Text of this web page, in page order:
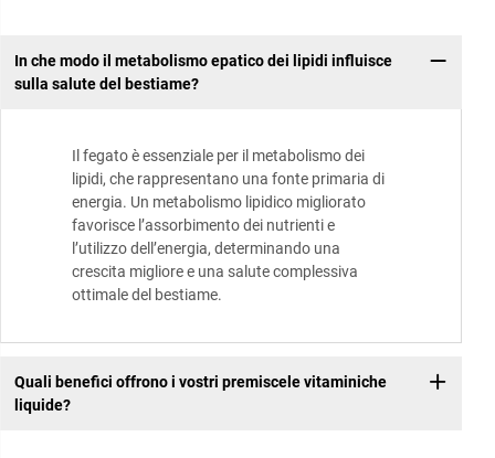
In che modo il metabolismo epatico dei lipidi influisce
sulla salute del bestiame?
Il fegato è essenziale per il metabolismo dei
lipidi, che rappresentano una fonte primaria di
energia. Un metabolismo lipidico migliorato
favorisce l’assorbimento dei nutrienti e
l’utilizzo dell’energia, determinando una
crescita migliore e una salute complessiva
ottimale del bestiame.
Quali benefici offrono i vostri premiscele vitaminiche
liquide?